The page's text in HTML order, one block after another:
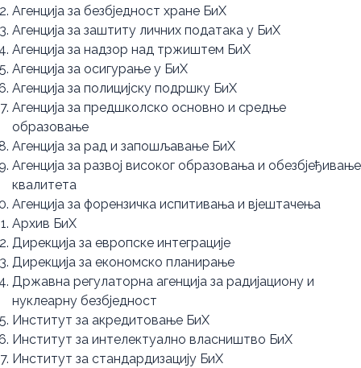
Агенција за безбједност хране БиХ
Агенција за заштиту личних података у БиХ
Агенција за надзор над тржиштем БиХ
Агенција за осигурање у БиХ
Агенција за полицијску подршку БиХ
Агенција за предшколско основно и средње
образовање
Агенција за рад и запошљавање БиХ
Агенција за развој високог образовања и обезбјеђивање
квалитета
Агенција за форензичка испитивања и вјештачења
Архив БиХ
Дирекција за европске интеграције
Дирекција за економско планирање
Државна регулаторна агенција за радијациону и
нуклеарну безбједност
Институт за акредитовање БиХ
Институт за интелектуално власништво БиХ
Институт за стандардизацију БиХ